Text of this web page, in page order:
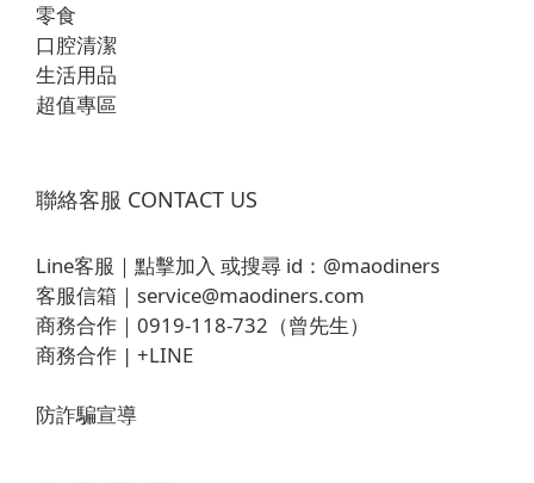
零食
口腔清潔
生活用品
超值專區
聯絡客服 CONTACT US
Line客服｜ 點擊加入 或搜尋 id： @maodiners
客服信箱｜ service@maodiners.com
商務合作｜0919-118-732（曾先生）
商務合作 | +LINE
防詐騙宣導